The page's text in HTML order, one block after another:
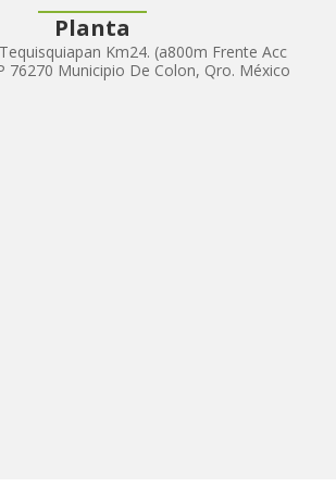
Planta
Km24. (a800m Frente Acc
76270 Municipio De Colon, Qro. México